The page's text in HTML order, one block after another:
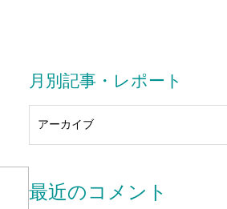
月別記事・レポート
最近のコメント